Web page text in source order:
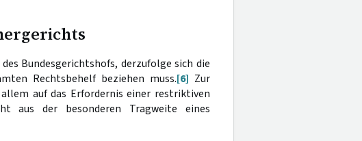
Bundesgerichtshofs, derzufolge sich die
Rechtsbehelf beziehen muss.[6] Zur
auf das Erfordernis einer restriktiven
aus der besonderen Tragweite eines